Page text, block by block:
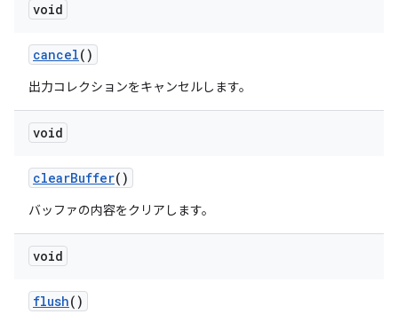
void
cancel()
出力コレクションをキャンセルします。
void
clearBuffer()
バッファの内容をクリアします。
void
flush()